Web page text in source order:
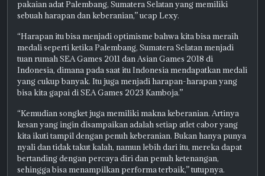
pakaian adat Palembang, Sumatera Selatan yang memiliki
sebuah harapan dan keberanian,” ucap Lexy.
“Harapan itu bisa menjadi optimisme bahwa kita bisa meraih
medali seperti ketika Palembang, Sumatera Selatan menjadi
tuan rumah SEA Games 2011 dan Asian Games 2018 di
Indonesia, dimana pada saat itu Indonesia mendapatkan medali
yang cukup banyak. Itu juga menjadi harapan-harapan yang
bisa kita gapai di SEA Games 2023 Kamboja.”
“Kemudian songket juga memiliki makna keberanian. Artinya
kesan yang ingin disampaikan adalah setiap atlet cabor yang
kita ikuti tampil dengan penuh keberanian. Bukan hanya punya
nyali dan tidak takut kalah, namun lebih dari itu, mereka dapat
bertanding dengan percaya diri dan penuh ketenangan,
sehingga bisa menampilkan performa terbaik,” tutupnya.